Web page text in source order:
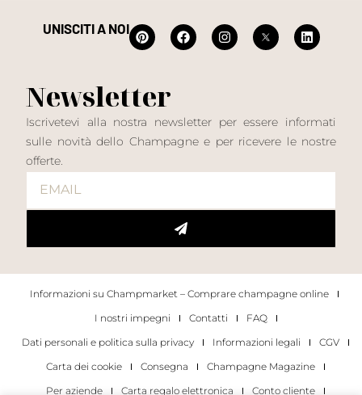
UNISCITI A NOI
Newsletter
Iscrivetevi alla nostra newsletter per essere informati
sulle novità dello Champagne e per ricevere le nostre
offerte.
Informazioni su Champmarket – Comprare champagne online
I nostri impegni
Contatti
FAQ
Dati personali e politica sulla privacy
Informazioni legali
CGV
Carta dei cookie
Consegna
Champagne Magazine
Per aziende
Carta regalo elettronica Conto cliente